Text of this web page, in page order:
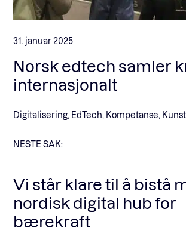
31. januar 2025
Norsk edtech samler
internasjonalt
Digitalisering, EdTech, Kompetanse,
NESTE SAK:
Vi står klare til å bistå
nordisk digital hub for
bærekraft